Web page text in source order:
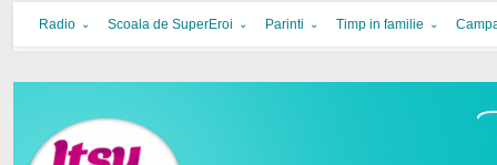
Itsy Bitsy
bucurie in familie
Radio Scoala de SuperEroi Parinti Timp in familie